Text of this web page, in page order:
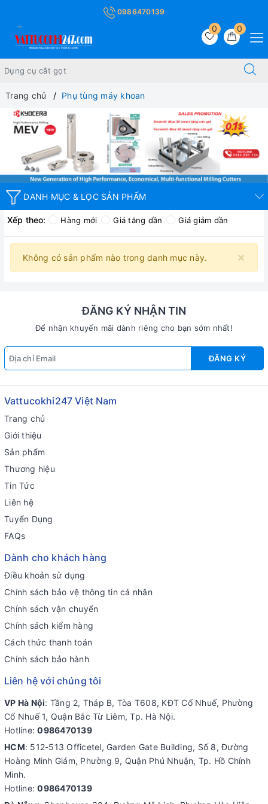
0986470139
0
0
Trang chủ Phụ tùng máy khoan
DANH MỤC & LỌC SẢN PHẨM
Xếp theo: Hàng mới Giá tăng dần Giá giảm dần
×
Không có sản phẩm nào trong danh mục này.
ĐĂNG KÝ NHẬN TIN
Để nhận khuyến mãi dành riêng cho bạn sớm nhất!
ĐĂNG KÝ
Vattucokhi247 Việt Nam
Trang chủ
Giới thiệu
Sản phẩm
Thương hiệu
Tin Tức
Liên hệ
Tuyển Dụng
FAQs
Dành cho khách hàng
Điều khoản sử dụng
Chính sách bảo vệ thông tin cá nhân
Chính sách vận chuyển
Chính sách kiểm hàng
Cách thức thanh toán
Chính sách bảo hành
Liên hệ với chúng tôi
VP Hà Nội: Tầng 2, Tháp B, Tòa T608, KĐT Cổ Nhuế, Phường
Cổ Nhuế 1, Quận Bắc Từ Liêm, Tp. Hà Nội.
Hotline:0986470139
HCM: 512-513 Officetel, Garden Gate Building, Số 8, Đường
Hoàng Minh Giám, Phường 9, Quận Phú Nhuận, Tp. Hồ Chính
Minh.
Hotline:0986470139